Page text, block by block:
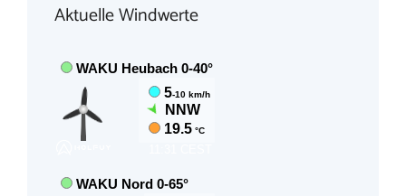
Aktuelle Windwerte